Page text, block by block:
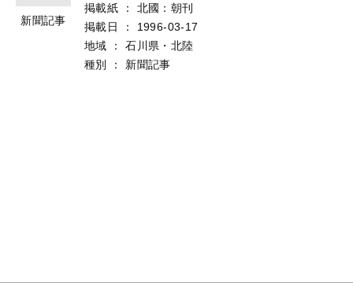
新聞記事
掲載紙 ：
北國：朝刊
掲載日
：
1996-03-17
地域
：
石川県・北陸
種別
： 新聞記事